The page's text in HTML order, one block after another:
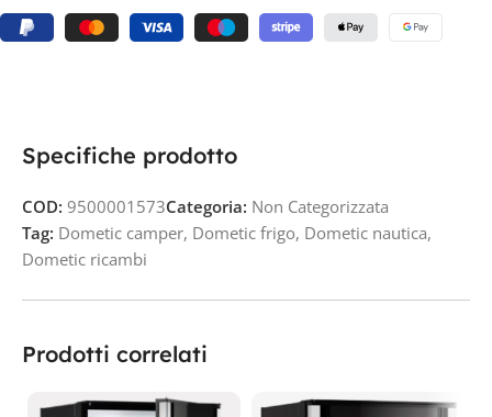
Specifiche prodotto
COD: 9500001573Categoria: Non Categorizzata
Tag: Dometic camper, Dometic frigo, Dometic nautica,
Dometic ricambi
Prodotti correlati